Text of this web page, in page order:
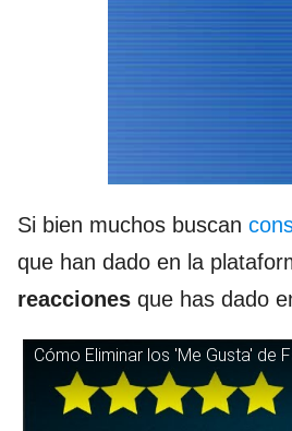
Si bien muchos buscan
que han dado en la
reacciones que has dado
Cómo Eliminar los 'Me Gusta' de